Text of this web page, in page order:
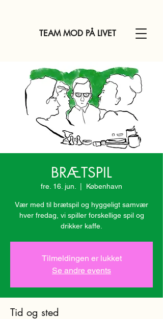
TEAM MOD PÅ LIVET
BRÆTSPIL
fre. 16. jun. København
Vær med til brætspil og hyggeligt samvær
hver fredag, vi spiller forskellige spil og
drikker kaffe.
Tilmeldingen er lukket
Se andre events
Tid og sted